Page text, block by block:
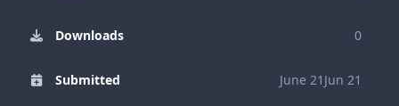
Downloads 0
Submitted June 21 Jun 21